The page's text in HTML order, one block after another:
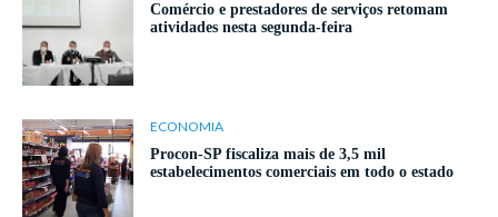
Comércio e prestadores de serviços retomam
atividades nesta segunda-feira
ECONOMIA
Procon-SP fiscaliza mais de 3,5 mil
estabelecimentos comerciais em todo o estado